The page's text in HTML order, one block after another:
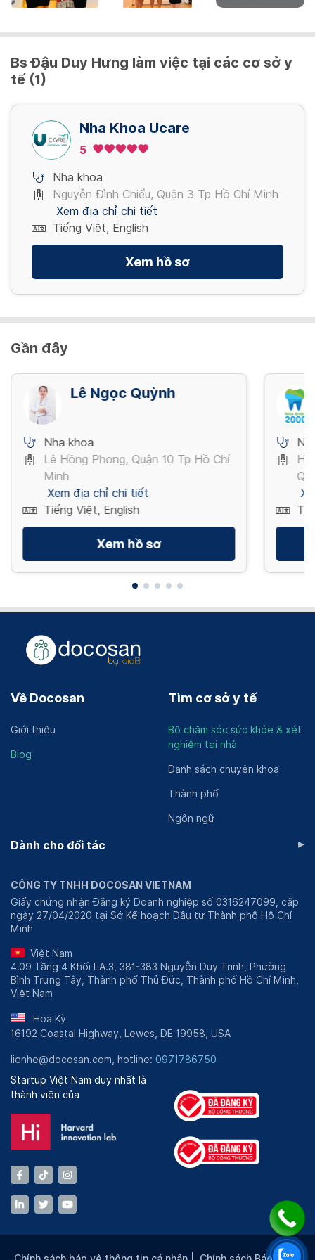
Bs Đậu Duy Hưng làm việc tại các cơ sở y
tế (1)
Nha Khoa Ucare
5
Nha khoa
Nguyễn Đình Chiểu, Quận 3 Tp Hồ Chí Minh
Xem địa chỉ chi tiết
Tiếng Việt, English
Xem hồ sơ
Gần đây
Lê Ngọc Quỳnh
Nha khoa
Lê Hồng Phong, Quận 10 Tp Hồ Chí
Minh
Xem địa chỉ chi tiết
Tiếng Việt, English
Xem hồ sơ
Về Docosan
Giới thiệu
Blog
Tìm cơ sở y tế
Bộ chăm sóc sức khỏe & xét
nghiệm tại nhà
Danh sách chuyên khoa
Thành phố
Ngôn ngữ
Dành cho đối tác ▸
CÔNG TY TNHH DOCOSAN VIETNAM
Giấy chứng nhận Đăng ký Doanh nghiệp số 0316247099, cấp
ngày 27/04/2020 tại Sở Kế hoạch Đầu tư Thành phố Hồ Chí
Minh
Việt Nam
4.09 Tầng 4 Khối LA.3, 381-383 Nguyễn Duy Trinh, Phường
Bình Trưng Tây, Thành phố Thủ Đức, Thành phố Hồ Chí Minh,
Việt Nam
Hoa Kỳ
16192 Coastal Highway, Lewes, DE 19958, USA
lienhe@docosan.com, hotline: 0971786750
Startup Việt Nam duy nhất là
thành viên của